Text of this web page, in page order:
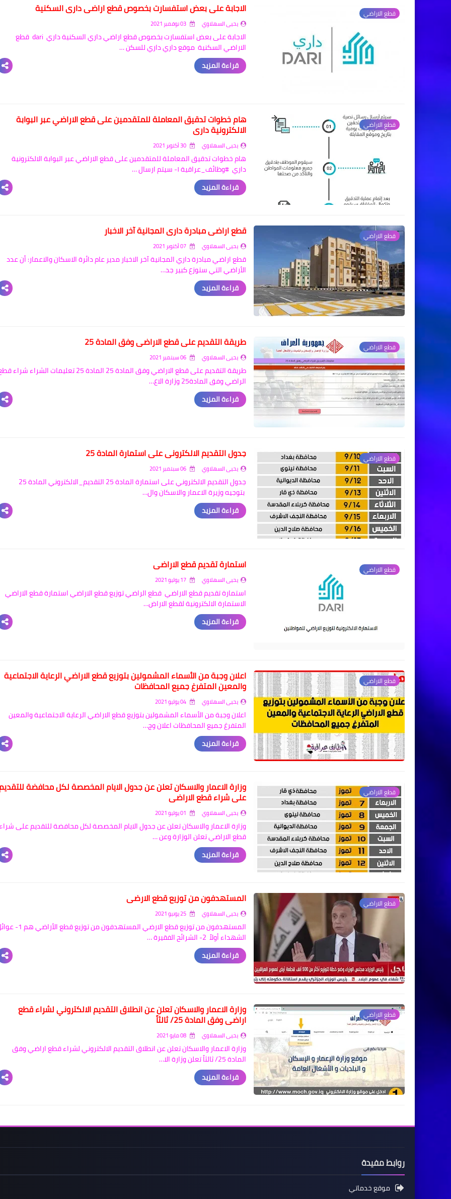
قطع الاراضي الاجابة على بعض استفسارت بخصوص قطع اراضي داري السكنية
يحيى السهلاوي
الاجابة على بعض استفسارت بخصوص قطع اراضي داري السكنية داري dari قطع
الاراضي السكنية موقع داري داري للسكن …
قراءة المزيد
قطع الاراضي هام خطوات تدقيق المعاملة للمتقدمين على قطع الاراضي عبر البوابة
الالكترونية داري
يحيى السهلاوي
هام خطوات تدقيق المعاملة للمتقدمين على قطع الاراضي عبر البوابة الالكترونية
داري #وظائف_عراقية ١- سيتم ارسال …
قراءة المزيد
قطع الاراضي قطع اراضي مبادرة داري المجانية آخر الاخبار
يحيى السهلاوي
قطع اراضي مبادرة داري المجانية آخر الاخبار مدير عام دائرة الاسكان والاعمار: أن عدد
الأراضي التي ستوزع كبير جد…
قراءة المزيد
قطع الاراضي طريقة التقديم على قطع الاراضي وفق المادة 25
يحيى السهلاوي
طريقة التقديم على قطع الاراضي وفق المادة 25 المادة 25 تعليمات الشراء
الراضي وفق المادة25 وزارة الاع…
قراءة المزيد
قطع الاراضي جدول التقديم الالكتروني على استمارة المادة 25
يحيى السهلاوي
جدول التقديم الالكتروني على استمارة المادة 25 التقديم_الالكتروني المادة 25
بتوجيه وزيرة الاعمار والاسكان وال…
قراءة المزيد
قطع الاراضي استمارة تقديم قطع الاراضي
يحيى السهلاوي
استمارة تقديم قطع الاراضي قطع الراضي توزيع قطع الاراضي استمارة قطع الاراضي
الاستمارة الالكترونية لقطع الاراض…
قراءة المزيد
قطع الاراضي اعلان وجبة من الأسماء المشمولين بتوزيع قطع الاراضي الرعاية الاجتماعية
والمعين المتفرغ جميع المحافظات
يحيى السهلاوي
اعلان وجبة من الأسماء المشمولين بتوزيع قطع الاراضي الرعاية الاجتماعية والمعين
المتفرغ جميع المحافظات اعلان وج…
قراءة المزيد
قطع الاراضي وزارة الاعمار والاسكان تعلن عن جدول الايام المخصصة لكل محافضة
على شراء قطع الاراضي
يحيى السهلاوي
وزارة الاعمار والاسكان تعلن عن جدول الايام المخصصة لكل محافضة للتقديم على
قطع الاراضي تعلن الوزارة وعن …
قراءة المزيد
قطع الاراضي المستهدفون من توزيع قطع الارضي
يحيى السهلاوي
المستهدفون من توزيع قطع الارضي المستهدفون من توزيع قطع
الشهداء أولاً 2- الشرائح الفقيرة …
قراءة المزيد
قطع الاراضي وزارة الاعمار والاسكان تعلن عن انطلاق التقديم الالكتروني لشراء قطع
اراضي وفق المادة 25/ ثالثاً
يحيى السهلاوي
وزارة الاعمار والاسكان تعلن عن انطلاق التقديم الالكتروني لشراء قطع اراضي وفق
المادة 25/ ثالثاً تعلن وزارة الا…
قراءة المزيد
روابط مفيدة
موقع خدماتي